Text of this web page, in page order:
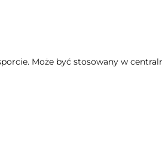
Może być stosowany w